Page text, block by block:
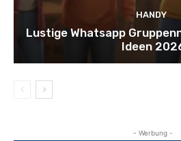
HANDY
Lustige Whatsapp
Ideen
- Werbung -